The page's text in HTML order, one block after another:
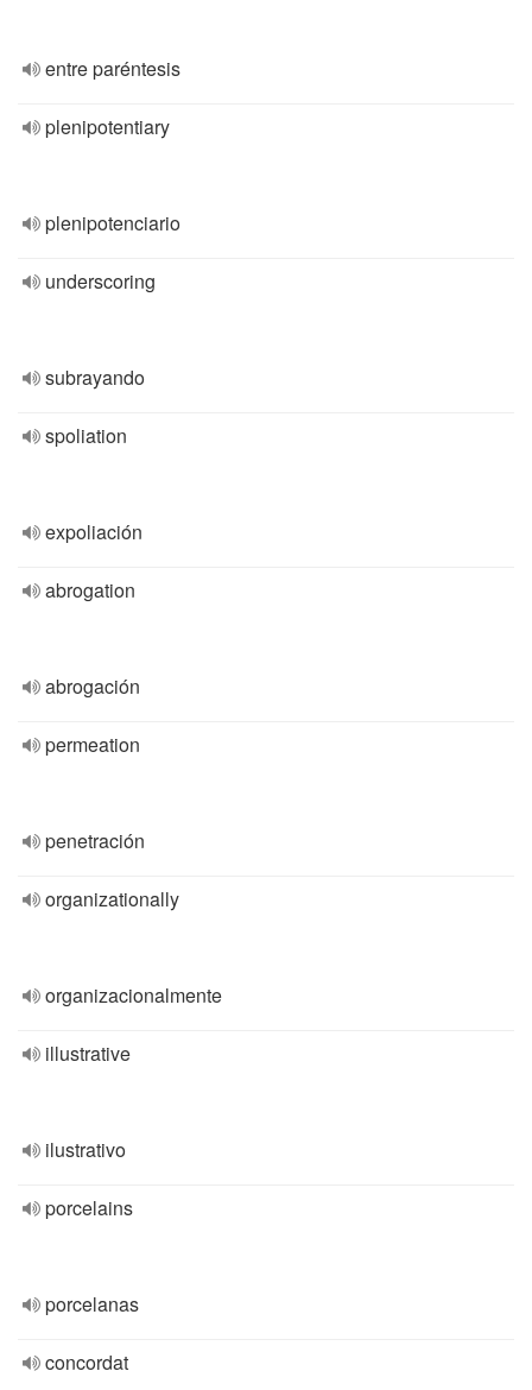
entre paréntesis
plenipotentiary
plenipotenciario
underscoring
subrayando
spoliation
expoliación
abrogation
abrogación
permeation
penetración
organizationally
organizacionalmente
illustrative
ilustrativo
porcelains
porcelanas
concordat